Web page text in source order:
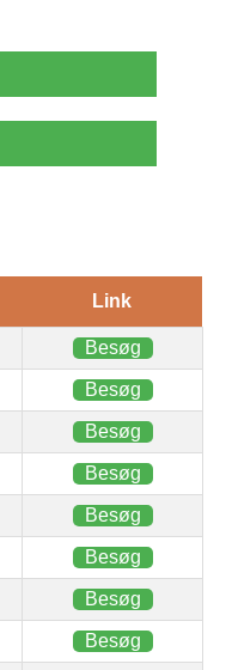
Link
Besøg
Besøg
Besøg
Besøg
Besøg
Besøg
Besøg
Besøg